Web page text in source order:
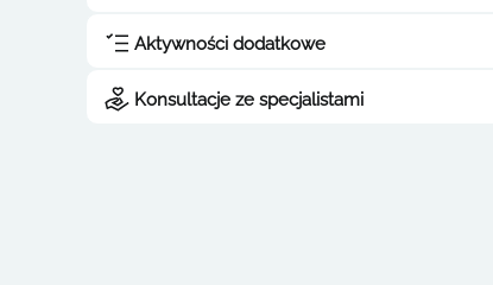
Aktywności dodatkowe
Konsultacje ze specjalistami